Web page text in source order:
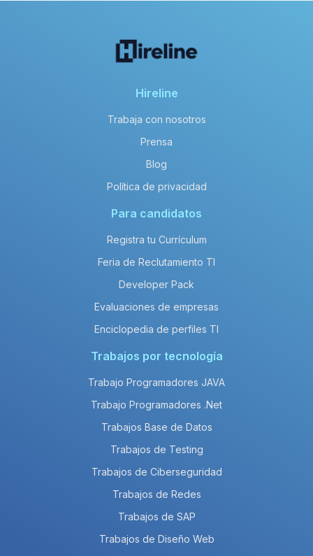
Hireline
Trabaja con nosotros
Prensa
Blog
Política de privacidad
Para candidatos
Registra tu Currículum
Feria de Reclutamiento TI
Developer Pack
Evaluaciones de empresas
Enciclopedia de perfiles TI
Trabajos por tecnología
Trabajo Programadores JAVA
Trabajo Programadores .Net
Trabajos Base de Datos
Trabajos de Testing
Trabajos de Ciberseguridad
Trabajos de Redes
Trabajos de SAP
Trabajos de Diseño Web